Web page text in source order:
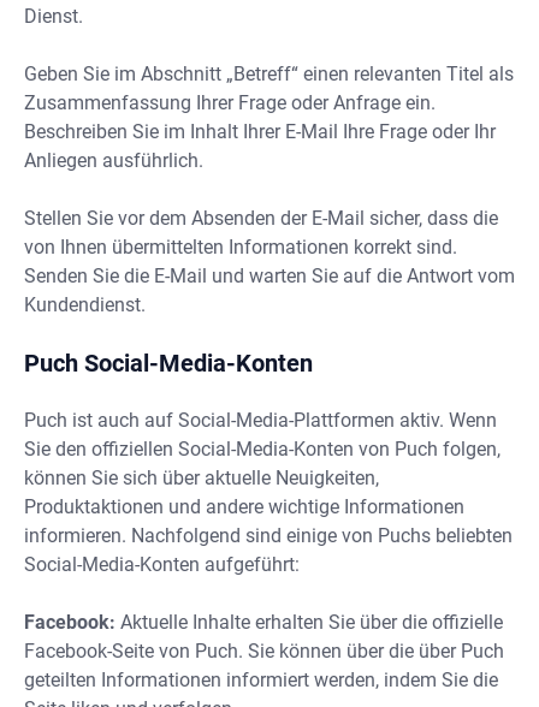
Dienst.
Geben Sie im Abschnitt „Betreff“ einen relevanten Titel als
Zusammenfassung Ihrer Frage oder Anfrage ein.
Beschreiben Sie im Inhalt Ihrer E-Mail Ihre Frage oder Ihr
Anliegen ausführlich.
Stellen Sie vor dem Absenden der E-Mail sicher, dass die
von Ihnen übermittelten Informationen korrekt sind.
Senden Sie die E-Mail und warten Sie auf die Antwort vom
Kundendienst.
Puch Social-Media-Konten
Puch ist auch auf Social-Media-Plattformen aktiv. Wenn
Sie den offiziellen Social-Media-Konten von Puch folgen,
können Sie sich über aktuelle Neuigkeiten,
Produktaktionen und andere wichtige Informationen
informieren. Nachfolgend sind einige von Puchs beliebten
Social-Media-Konten aufgeführt:
Facebook: Aktuelle Inhalte erhalten Sie über die offizielle
Facebook-Seite von Puch. Sie können über die über Puch
geteilten Informationen informiert werden, indem Sie die